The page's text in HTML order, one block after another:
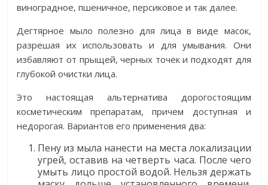
виноградное, пшеничное, персиковое и так далее.
Дегтярное мыло полезно для лица в виде масок,
разрешая их использовать и для умывания. Они
избавляют от прыщей, черных точек и подходят для
глубокой очистки лица.
Это настоящая альтернатива дорогостоящим
косметическим препаратам, причем доступная и
недорогая. Вариантов его применения два:
Пену из мыла нанести на места локализации
угрей, оставив на четверть часа. После чего
умыть лицо простой водой. Нельзя держать